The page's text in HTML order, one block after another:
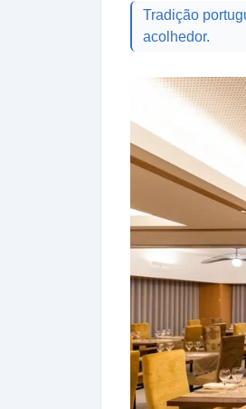
Tradição
acolhedor.